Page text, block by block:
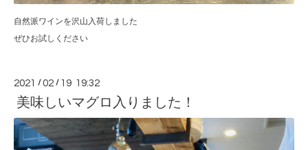
自然派ワインを沢山入荷しました
ぜひお試しください
2021 /02 / 19 19:32
美味しいマグロ入りました！